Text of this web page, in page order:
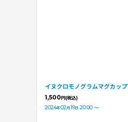
イヌクロモノグラムマグカップ
1,500円(税込)
2024年02月19日 20:00 ～